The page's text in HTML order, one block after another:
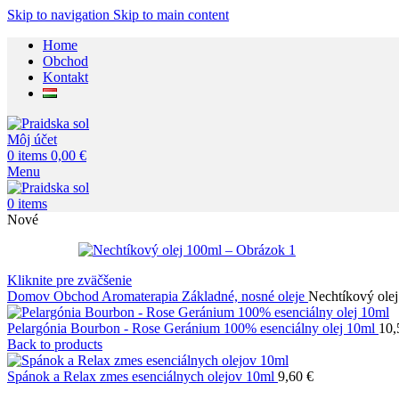
Skip to navigation Skip to main content
Home
Obchod
Kontakt
Môj účet
0 items 0,00 €
Menu
0 items
Nové
Kliknite pre zväčšenie
Domov Obchod Aromaterapia Základné, nosné oleje Nechtíkový
Pelargónia Bourbon - Rose Geránium 100% esenciálny olej 10ml
Back to products
Spánok a Relax zmes esenciálnych olejov 10ml 9,60 €